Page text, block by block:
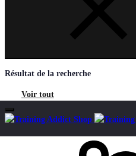
Résultat de la recherche
Voir tout